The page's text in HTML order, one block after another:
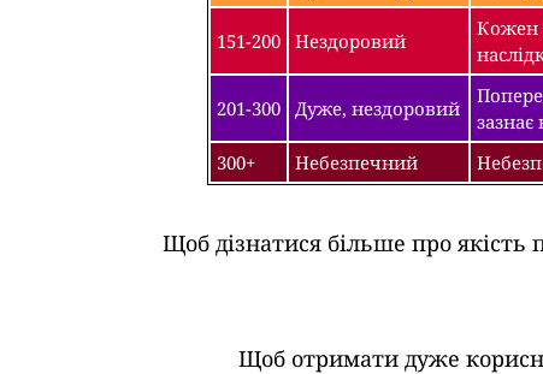
151-200 Нездоровий
Кожен
201-300 Дуже, нездоровий
зазнає
300+
Небезпечний
Щоб дізнатися більше про якість
Щоб отримати дуже корисні